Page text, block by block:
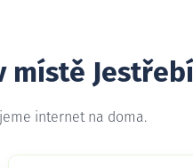
místě Jestřebí
internet na doma.